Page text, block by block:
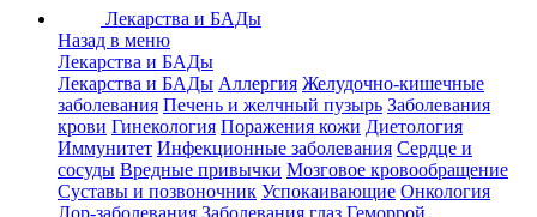
Лекарства и БАДы
Назад в меню
Лекарства и БАДы
Лекарства и БАДы Аллергия Желудочно-кишечные
заболевания Печень и желчный пузырь Заболевания
крови Гинекология Поражения кожи Диетология
Иммунитет Инфекционные заболевания Сердце и
сосуды Вредные привычки Мозговое кровообращение
Суставы и позвоночник Успокаивающие Онкология
Лор-заболевания Заболевания глаз Геморрой